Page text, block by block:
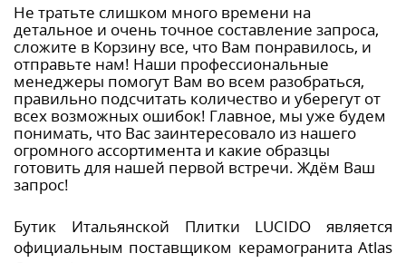
Не тратьте слишком много времени на
детальное и очень точное составление запроса,
сложите в Корзину все, что Вам понравилось, и
отправьте нам! Наши профессиональные
менеджеры помогут Вам во всем разобраться,
правильно подсчитать количество и уберегут от
всех возможных ошибок! Главное, мы уже будем
понимать, что Вас заинтересовало из нашего
огромного ассортимента и какие образцы
готовить для нашей первой встречи. Ждём Ваш
запрос!
Бутик Итальянской Плитки LUCIDO является
официальным поставщиком керамогранита Atlas